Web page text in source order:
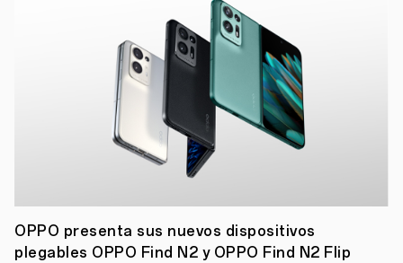
mientras
tanto
una
versión
ColorOS
basada
en
Android
13
para
desarrolladores,
para
que
OPPO presenta sus nuevos dispositivos
plegables OPPO Find N2 y OPPO Find N2 Flip